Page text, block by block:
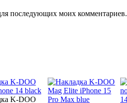
последующих моих комментариев.